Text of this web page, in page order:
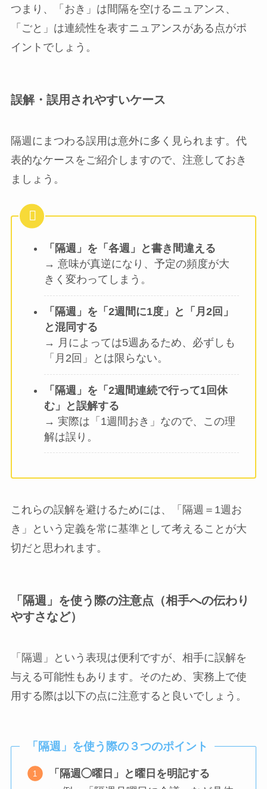
つまり、「おき」は間隔を空けるニュアンス、
「ごと」は連続性を表すニュアンスがある点がポ
イントでしょう。
誤解・誤用されやすいケース
隔週にまつわる誤用は意外に多く見られます。代
表的なケースをご紹介しますので、注意しておき
ましょう。
「隔週」を「各週」と書き間違える
→ 意味が真逆になり、予定の頻度が大
きく変わってしまう。
「隔週」を「2週間に1度」と「月2回」
と混同する
→ 月によっては5週あるため、必ずしも
「月2回」とは限らない。
「隔週」を「2週間連続で行って1回休
む」と誤解する
→ 実際は「1週間おき」なので、この理
解は誤り。
これらの誤解を避けるためには、「隔週＝1週お
き」という定義を常に基準として考えることが大
切だと思われます。
「隔週」を使う際の注意点（相手への伝わり
やすさなど）
「隔週」という表現は便利ですが、相手に誤解を
与える可能性もあります。そのため、実務上で使
用する際は以下の点に注意すると良いでしょう。
「隔週」を使う際の３つのポイント
「隔週◯曜日」と曜日を明記する